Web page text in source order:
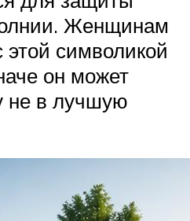
Женщинам
этой символикой
он может
не в лучшую